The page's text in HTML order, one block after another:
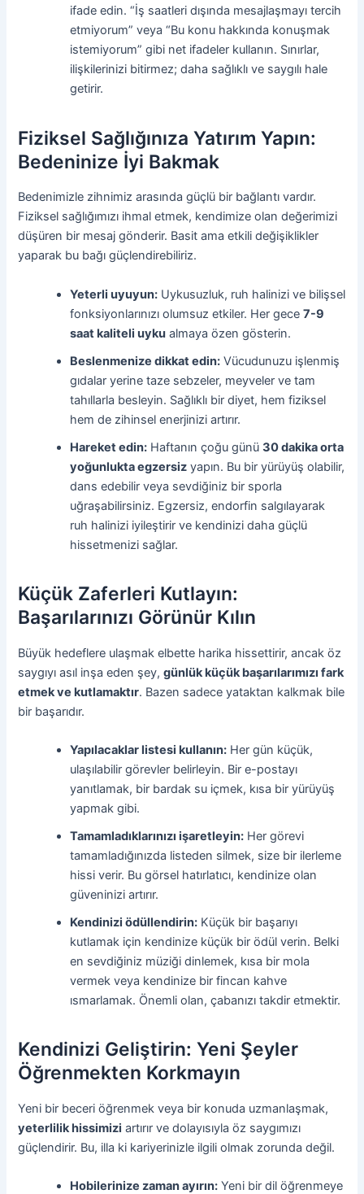
ifade edin. “İş saatleri dışında mesajlaşmayı tercih
etmiyorum” veya “Bu konu hakkında konuşmak
istemiyorum” gibi net ifadeler kullanın. Sınırlar,
ilişkilerinizi bitirmez; daha sağlıklı ve saygılı hale
getirir.
Fiziksel Sağlığınıza Yatırım Yapın:
Bedeninize İyi Bakmak
Bedenimizle zihnimiz arasında güçlü bir bağlantı vardır.
Fiziksel sağlığımızı ihmal etmek, kendimize olan değerimizi
düşüren bir mesaj gönderir. Basit ama etkili değişiklikler
yaparak bu bağı güçlendirebiliriz.
Yeterli uyuyun: Uykusuzluk, ruh halinizi ve bilişsel
fonksiyonlarınızı olumsuz etkiler. Her gece7-9
saat kaliteli uyku almaya özen gösterin.
Beslenmenize dikkat edin: Vücudunuzu işlenmiş
gıdalar yerine taze sebzeler, meyveler ve tam
tahıllarla besleyin. Sağlıklı bir diyet, hem fiziksel
hem de zihinsel enerjinizi artırır.
Hareket edin: Haftanın çoğu günü30 dakika orta
yoğunlukta egzersiz yapın. Bu bir yürüyüş olabilir,
dans edebilir veya sevdiğiniz bir sporla
uğraşabilirsiniz. Egzersiz, endorfin salgılayarak
ruh halinizi iyileştirir ve kendinizi daha güçlü
hissetmenizi sağlar.
Küçük Zaferleri Kutlayın:
Başarılarınızı Görünür Kılın
Büyük hedeflere ulaşmak elbette harika hissettirir, ancak öz
saygıyı asıl inşa eden şey,günlük küçük başarılarımızı fark
etmek ve kutlamaktır. Bazen sadece yataktan kalkmak bile
bir başarıdır.
Yapılacaklar listesi kullanın: Her gün küçük,
ulaşılabilir görevler belirleyin. Bir e-postayı
yanıtlamak, bir bardak su içmek, kısa bir yürüyüş
yapmak gibi.
Tamamladıklarınızı işaretleyin: Her görevi
tamamladığınızda listeden silmek, size bir ilerleme
hissi verir. Bu görsel hatırlatıcı, kendinize olan
güveninizi artırır.
Kendinizi ödüllendirin: Küçük bir başarıyı
kutlamak için kendinize küçük bir ödül verin. Belki
en sevdiğiniz müziği dinlemek, kısa bir mola
vermek veya kendinize bir fincan kahve
ısmarlamak. Önemli olan, çabanızı takdir etmektir.
Kendinizi Geliştirin: Yeni Şeyler
Öğrenmekten Korkmayın
Yeni bir beceri öğrenmek veya bir konuda uzmanlaşmak,
yeterlilik hissimizi artırır ve dolayısıyla öz saygımızı
güçlendirir. Bu, illa ki kariyerinizle ilgili olmak zorunda değil.
Hobilerinize zaman ayırın: Yeni bir dil öğrenmeye